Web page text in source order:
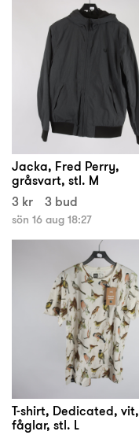
Jacka, Fred Perry,
gråsvart, stl. M
3 kr
3 bud
sön 16 aug 18:27
T-shirt, Dedicated, vit,
fåglar, stl. L